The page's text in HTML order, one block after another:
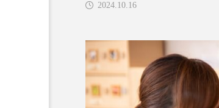
2024.10.16